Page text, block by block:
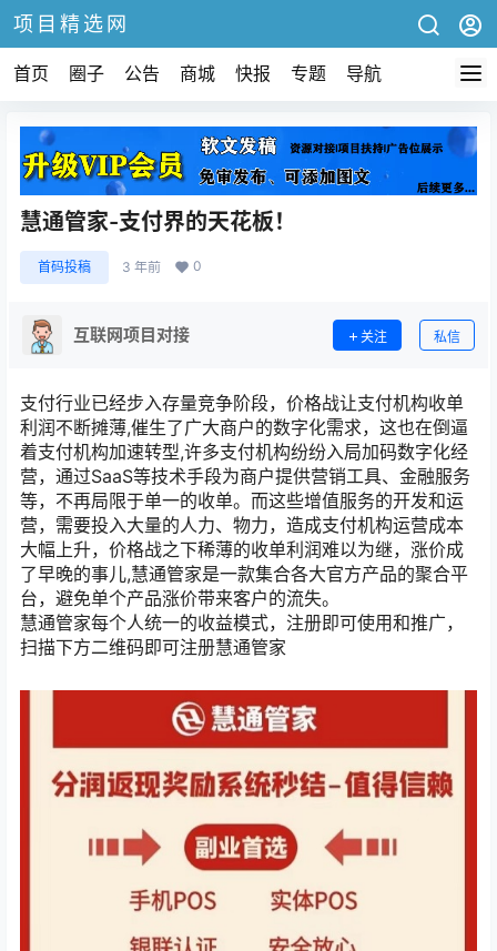
项目精选网
首页 圈子 公告 商城 快报 专题 导航
慧通管家-支付界的天花板！
首码投稿 3 年前 0
互联网项目对接 关注 私信
支付行业已经步入存量竞争阶段，价格战让支付机构收单
利润不断摊薄,催生了广大商户的数字化需求，这也在倒逼
着支付机构加速转型,许多支付机构纷纷入局加码数字化经
营，通过SaaS等技术手段为商户提供营销工具、金融服务
等，不再局限于单一的收单。而这些增值服务的开发和运
营，需要投入大量的人力、物力，造成支付机构运营成本
大幅上升，价格战之下稀薄的收单利润难以为继，涨价成
了早晚的事儿,慧通管家是一款集合各大官方产品的聚合平
台，避免单个产品涨价带来客户的流失。
慧通管家每个人统一的收益模式，注册即可使用和推广，
扫描下方二维码即可注册慧通管家